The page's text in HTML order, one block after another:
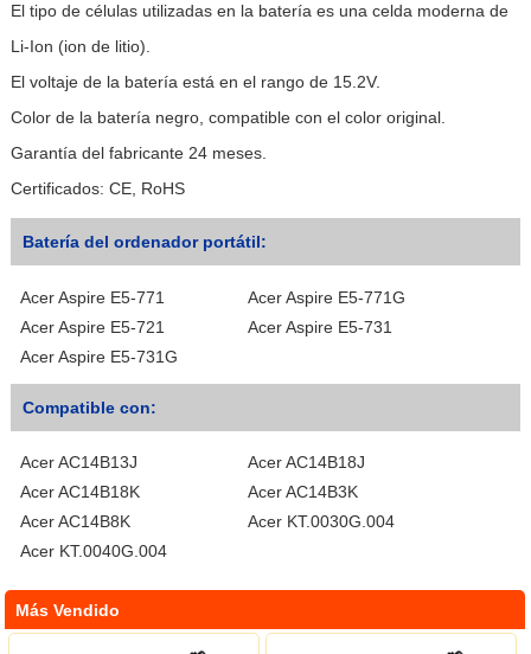
El tipo de células utilizadas en la batería es una celda moderna de
Li-Ion (ion de litio).
El voltaje de la batería está en el rango de 15.2V.
Color de la batería negro, compatible con el color original.
Garantía del fabricante 24 meses.
Certificados: CE, RoHS
Batería del ordenador portátil:
Acer Aspire E5-771
Acer Aspire E5-771G
Acer Aspire E5-721
Acer Aspire E5-731
Acer Aspire E5-731G
Compatible con:
Acer AC14B13J
Acer AC14B18J
Acer AC14B18K
Acer AC14B3K
Acer AC14B8K
Acer KT.0030G.004
Acer KT.0040G.004
Más Vendido